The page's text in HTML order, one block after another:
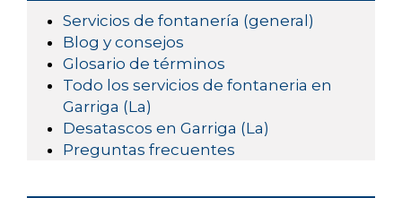
Servicios de fontanería (general)
Blog y consejos
Glosario de términos
Todo los servicios de fontaneria en
Garriga (La)
Desatascos en Garriga (La)
Preguntas frecuentes